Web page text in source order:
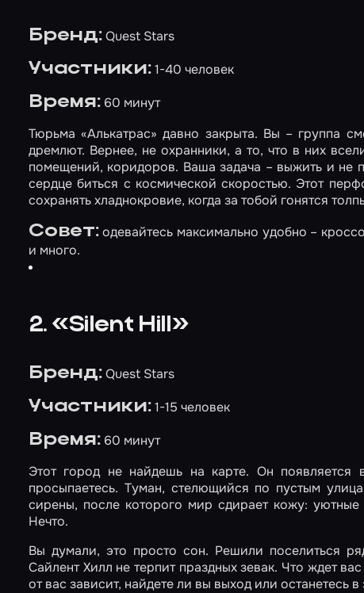
Бренд:Quest Stars
Участники:1-40 человек
Время:60 минут
Тюрьма «Алькатрас» давно закрыта. Вы – группа
дремлют. Вернее, не охранники, а то, что в них
помещений, коридоров. Ваша задача – выжить и не
сердце биться с космической скоростью. Этот
сохранять хладнокровие, когда за тобой гонятся
Совет:одевайтесь максимально удобно –
и много.
2. «Silent Hill»
Бренд:Quest Stars
Участники:1-15 человек
Время:60 минут
Этот город не найдешь на карте. Он
просыпаетесь. Туман, стелющийся по пустым
сирены, после которого мир сдирает кожу:
Нечто.
Вы думали, это просто сон. Решили поселиться
Сайлент Хилл не терпит праздных зевак. Что ждет
от вас зависит, найдете ли вы выход или останетесь